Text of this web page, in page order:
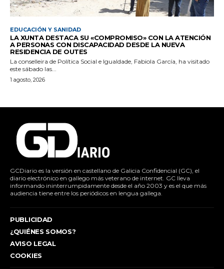
EDUCACIÓN Y SANIDAD
LA XUNTA DESTACA SU «COMPROMISO» CON LA ATENCIÓN
A PERSONAS CON DISCAPACIDAD DESDE LA NUEVA
RESIDENCIA DE OUTES
La conselleira de Política Social e Igualdade, Fabiola García, ha visitado
este sábado las...
1 agosto, 2026
GCDiario es la versión en castellano de Galicia Confidencial (GC), el
diario electrónico en gallego más veterano de internet. GC lleva
informando ininterrumpidamente desde el año 2003 y es el que más
audiencia tiene entre los periódicos en lengua gallega.
PUBLICIDAD
¿QUIÉNES SOMOS?
AVISO LEGAL
COOKIES